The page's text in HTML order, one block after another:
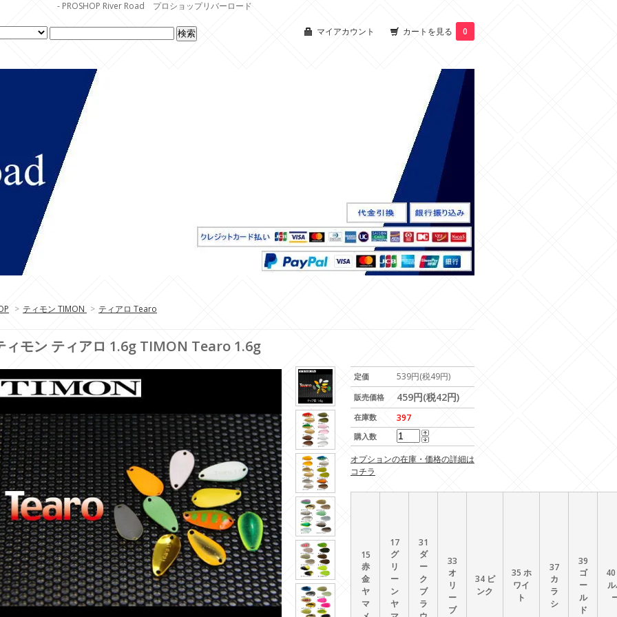
- PROSHOP River Road プロショップリバーロード
マイアカウント カートを見る 0
> ティモン TIMON > ティアロ Tearo
ィモン ティアロ 1.6g TIMON Tearo 1.6g
定価 539円(税49円)
販売価格 459円(税42円)
在庫数 397
購入数
オプションの在庫・価格の詳細は
コチラ
15
赤
金
ヤ
マ
17
グ
リ
ー
ン
ヤ
31
ダ
ー
ク
ブ
ラ
33
オ
リ
ー
ブ
34 ピ
ンク
35 ホ
ワイ
ト
37
カ
ラ
シ
39
ゴ
ー
ル
ド